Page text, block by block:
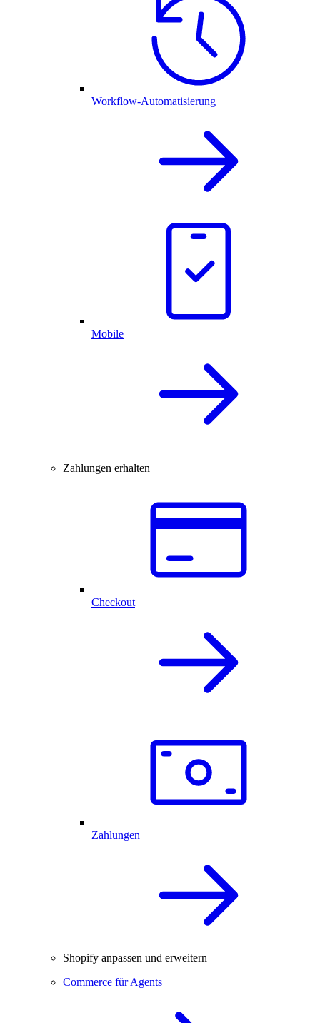
Workflow-Automatisierung
Mobile
Zahlungen erhalten
Checkout
Zahlungen
Shopify anpassen und erweitern
Commerce für Agents